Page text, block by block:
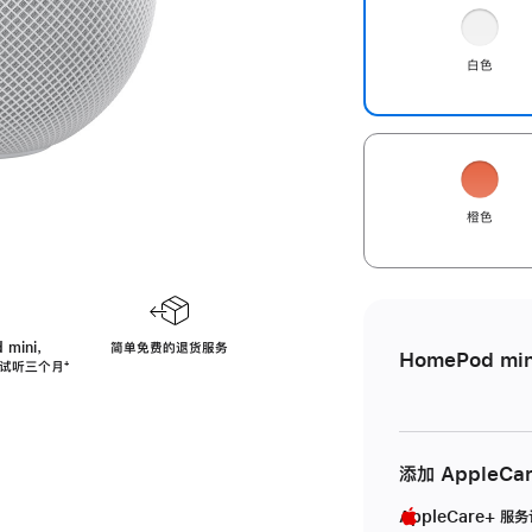
，
听三个月脚
⁺
简单免费的退货服务
白色
橙色
HomePod
添加
AppleCare+ 服务